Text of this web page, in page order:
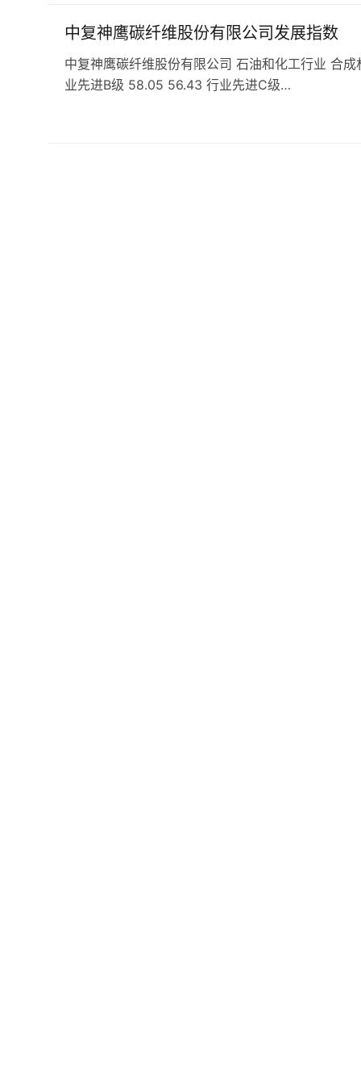
中复神鹰碳纤维股份有限公司发展指数
中复神鹰碳纤维股份有限公司 石油和化工行业 合
业先进B级 58.05 56.43 行业先进C级…